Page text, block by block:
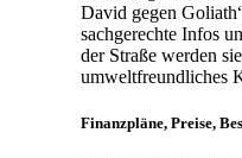
David gegen
sachgerechte Infos
der Straße werden
umweltfreundliches
Finanzpläne, Preise,